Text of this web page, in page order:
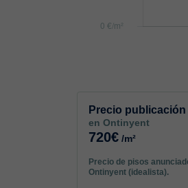
Precio publicación
en Ontinyent
720€ /m²
Precio de pisos
Ontinyent (idealista).